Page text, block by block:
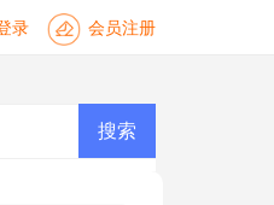
录 会员注册